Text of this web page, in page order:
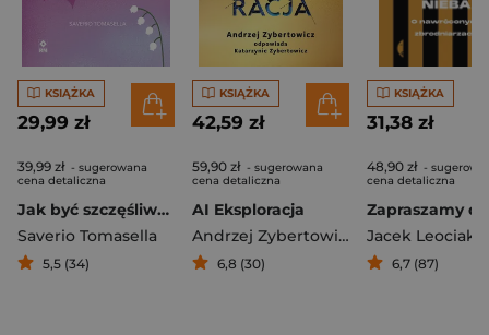
KSIĄŻKA
29,99 zł
39,99 zł - sugerowana
cena detaliczna
Jak być szczęśliwym będąc wysoko wrażliwym
Saverio Tomasella
5,5 (34)
KSIĄŻKA
42,59 zł
59,90 zł - sugerowana
cena detaliczna
AI Eksploracja
Andrzej Zybertowicz
6,8 (30)
KSIĄŻKA
31,38 zł
48,90 zł -
cena detaliczna
Jacek Leociak
6,7 (87)